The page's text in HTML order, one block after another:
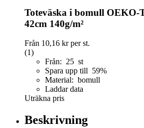
Toteväska i bomull OEKO-
42cm 140g/m²
Från 10,16 krper st.
(1)
Från: 25 st
Spara upp till 59%
Material: bomull
Laddar data
Uträkna pris
Beskrivning